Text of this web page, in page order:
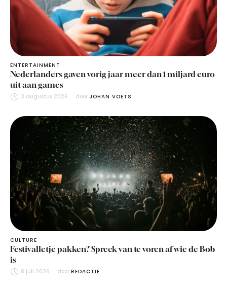
ENTERTAINMENT
Nederlanders gaven vorig jaar meer dan 1 miljard euro
uit aan games
3 augustus 2026 door JOHAN VOETS
CULTURE
Festivalletje pakken? Spreek van te voren af wie de Bob
is
8 juli 2026 door REDACTIE